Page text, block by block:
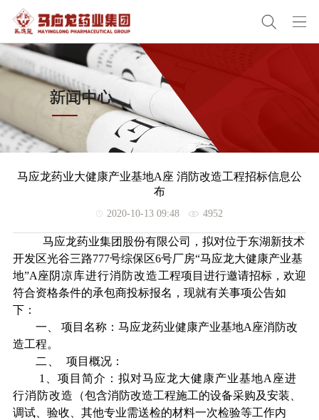
马应龙药业大健康产业基地A座 消防改造工程招标信息公
布
2020-10-13 09:48 4952
马应龙药业集团股份有限公司，拟对位于东湖新技术
开发区光谷三路777号综保区6号厂房“马应龙大健康产业基
地”A 座阴凉库进行消防改造工程项目进行邀请招标，欢迎
符合资格条件的承包商投标报名，现就有关事项公告如
下：
一、 项目名称：马应龙药业健康产业基地A 座消防改
造工程。
二、
项目概况：
1
、项目简介：拟对马应龙大健康产业基地A 座进
行消防改造
（包含消防改造工程施工的设备采购及安装、
调试、验收、其他专业需送检的材料一次检验等工作内